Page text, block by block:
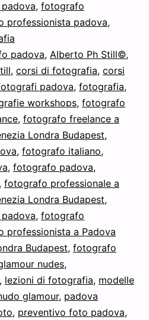
, fotografo
professionista padova,
padova, Alberto Ph Still©,
, corsi di fotografia, corsi
padova, fotografia,
workshops, fotografo
, fotografo freelance a
Londra Budapest,
, fotografo italiano,
, fotografo padova,
, fotografo professionale a
Londra Budapest,
, fotografo
professionista a Padova
Budapest, fotografo
nudes,
, lezioni di fotografia, modelle
glamour, padova
, preventivo foto padova,